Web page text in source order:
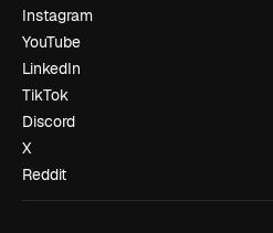
Instagram
YouTube
LinkedIn
TikTok
Discord
X
Reddit